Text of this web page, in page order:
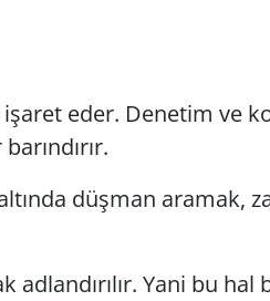
işaret eder. Denetim ve
düşman aramak,
adlandırılır. Yani bu hal